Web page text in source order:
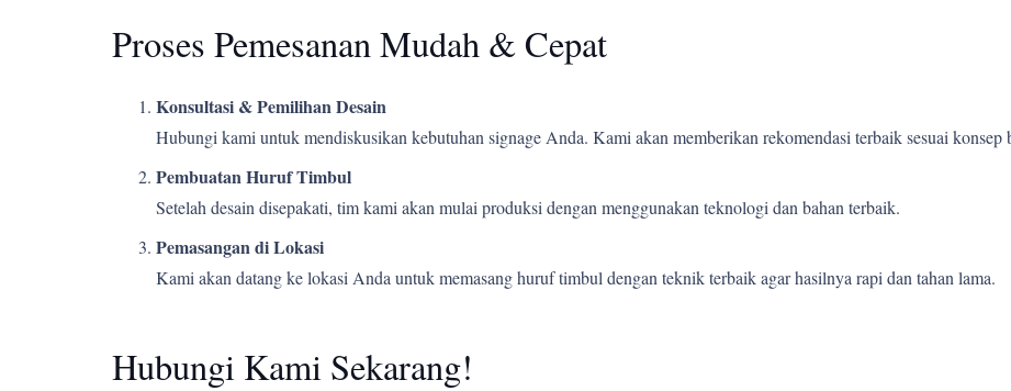
Proses Pemesanan Mudah & Cepat
Konsultasi & Pemilihan Desain
Hubungi kami untuk mendiskusikan kebutuhan signage Anda. Kami akan memberikan rekomendasi terbaik sesuai konsep
Pembuatan Huruf Timbul
Setelah desain disepakati, tim kami akan mulai produksi dengan menggunakan teknologi dan bahan terbaik.
Pemasangan di Lokasi
Kami akan datang ke lokasi Anda untuk memasang huruf timbul dengan teknik terbaik agar hasilnya rapi dan tahan lama.
Hubungi Kami Sekarang!